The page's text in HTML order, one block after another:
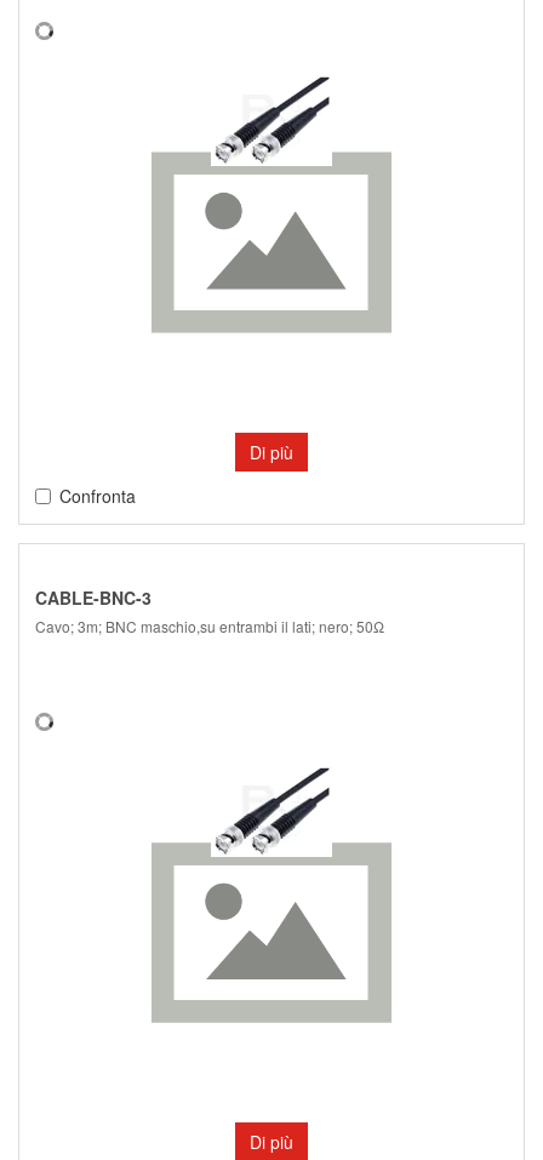
Di più
Confronta
CABLE-BNC-3
Cavo; 3m; BNC maschio,su entrambi il lati; nero; 50Ω
Di più